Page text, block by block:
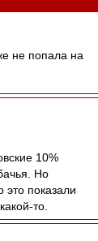
не попала на
10%
Но
это показали
то.